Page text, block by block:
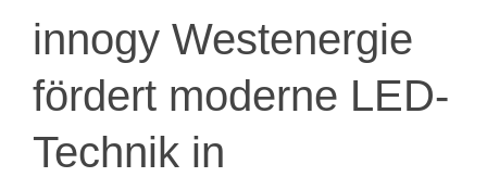
innogy Westenergie
fördert moderne LED-
Technik in